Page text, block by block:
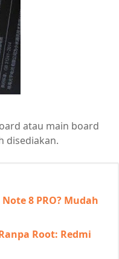
atau main board
disediakan.
8 PRO? Mudah
Root: Redmi